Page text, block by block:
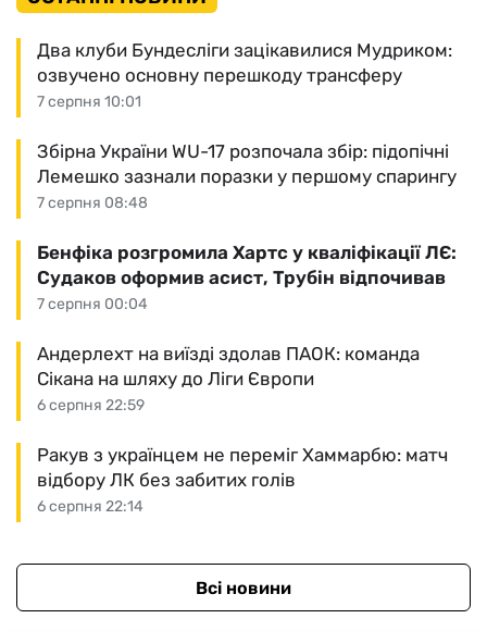
7 серпня 10:01
Два клуби Бундесліги зацікавилися Мудриком:
озвучено основну перешкоду трансферу
7 серпня 08:48
Збірна України WU-17 розпочала збір: підопічні
Лемешко зазнали поразки у першому спарингу
7 серпня 00:04
Бенфіка розгромила Хартс у кваліфікації ЛЄ:
Судаков оформив асист, Трубін відпочивав
6 серпня 22:59
Андерлехт на виїзді здолав ПАОК: команда
Сікана на шляху до Ліги Європи
6 серпня 22:14
Ракув з українцем не переміг Хаммарбю: матч
відбору ЛК без забитих голів
Всі новини